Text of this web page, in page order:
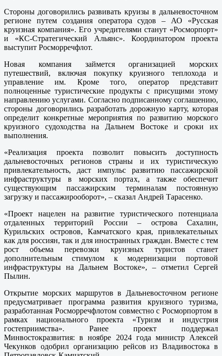
Стороны договорились развивать круизы в дальневосточном
регионе путем создания оператора судов – АО «Русская
круизная компания». Его учредителями станут «Росморпорт»
и «КС-Стратегический Альянс». Координатором проекта
выступит Росморречфлот.
Новая компания займется организацией морских
путешествий, включая покупку круизного теплохода и
управление им. Кроме того, оператор представит
полноценные туристические продукты с присущими этому
направлению услугами. Согласно подписанному соглашению,
стороны договорились разработать дорожную карту, которая
определит конкретные мероприятия по развитию морского
круизного судоходства на Дальнем Востоке и сроки их
выполнения.
«Реализация проекта позволит повысить доступность
дальневосточных регионов страны и их туристическую
привлекательность, даст импульс развитию пассажирской
инфраструктуры в морских портах, а также обеспечит
существующим пассажирским терминалам постоянную
загрузку и пассажирооборот», – сказал Андрей Тарасенко.
«Проект нацелен на развитие туристического потенциала
отдаленных территорий России – острова Сахалин,
Курильских островов, Камчатского края, привлекательных
как для россиян, так и для иностранных граждан. Вместе с тем
рост объема перевозки круизных туристов станет
дополнительным стимулом к модернизации портовой
инфраструктуры на Дальнем Востоке», – отметил Сергей
Пылин.
Открытие морских маршрутов в Дальневосточном регионе
предусматривает программа развития круизного туризма,
разработанная Росморречфлотом совместно с Росморпортом в
рамках национального проекта «Туризм и индустрия
гостеприимства». Ранее проект поддержал
Минвостокразвития: в ноябре 2024 года министр Алексей
Чекунков одобрил организацию рейсов из Владивостока в